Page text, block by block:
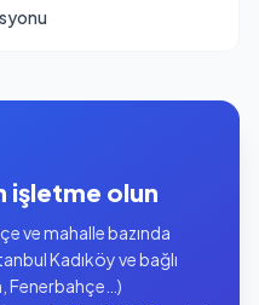
işletme olun
ve mahalle bazında
Kadıköy ve bağlı
Fenerbahçe…)